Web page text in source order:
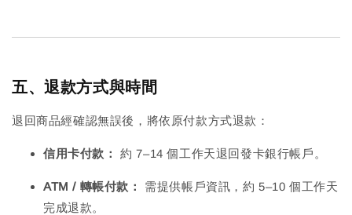
五、退款方式與時間
退回商品經確認無誤後，將依原付款方式退款：
信用卡付款： 約 7–14 個工作天退回發卡銀行帳戶。
ATM / 轉帳付款：
需提供帳戶資訊，約 5–10 個工作天
完成退款。